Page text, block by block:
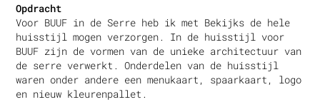
Opdracht
Voor BUUF in de Serre heb ik met Bekijks de hele
huisstijl mogen verzorgen. In de huisstijl voor
BUUF zijn de vormen van de unieke architectuur van
de serre verwerkt. Onderdelen van de huisstijl
waren onder andere een menukaart, spaarkaart, logo
en nieuw kleurenpallet.